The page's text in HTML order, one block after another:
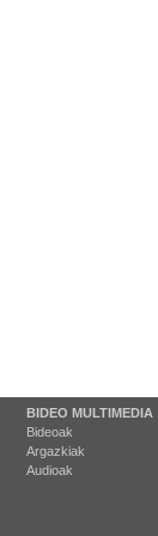
BIDEO MULTIMEDIA
Bideoak
Argazkiak
Audioak